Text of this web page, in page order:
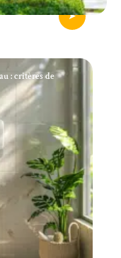
: critères de